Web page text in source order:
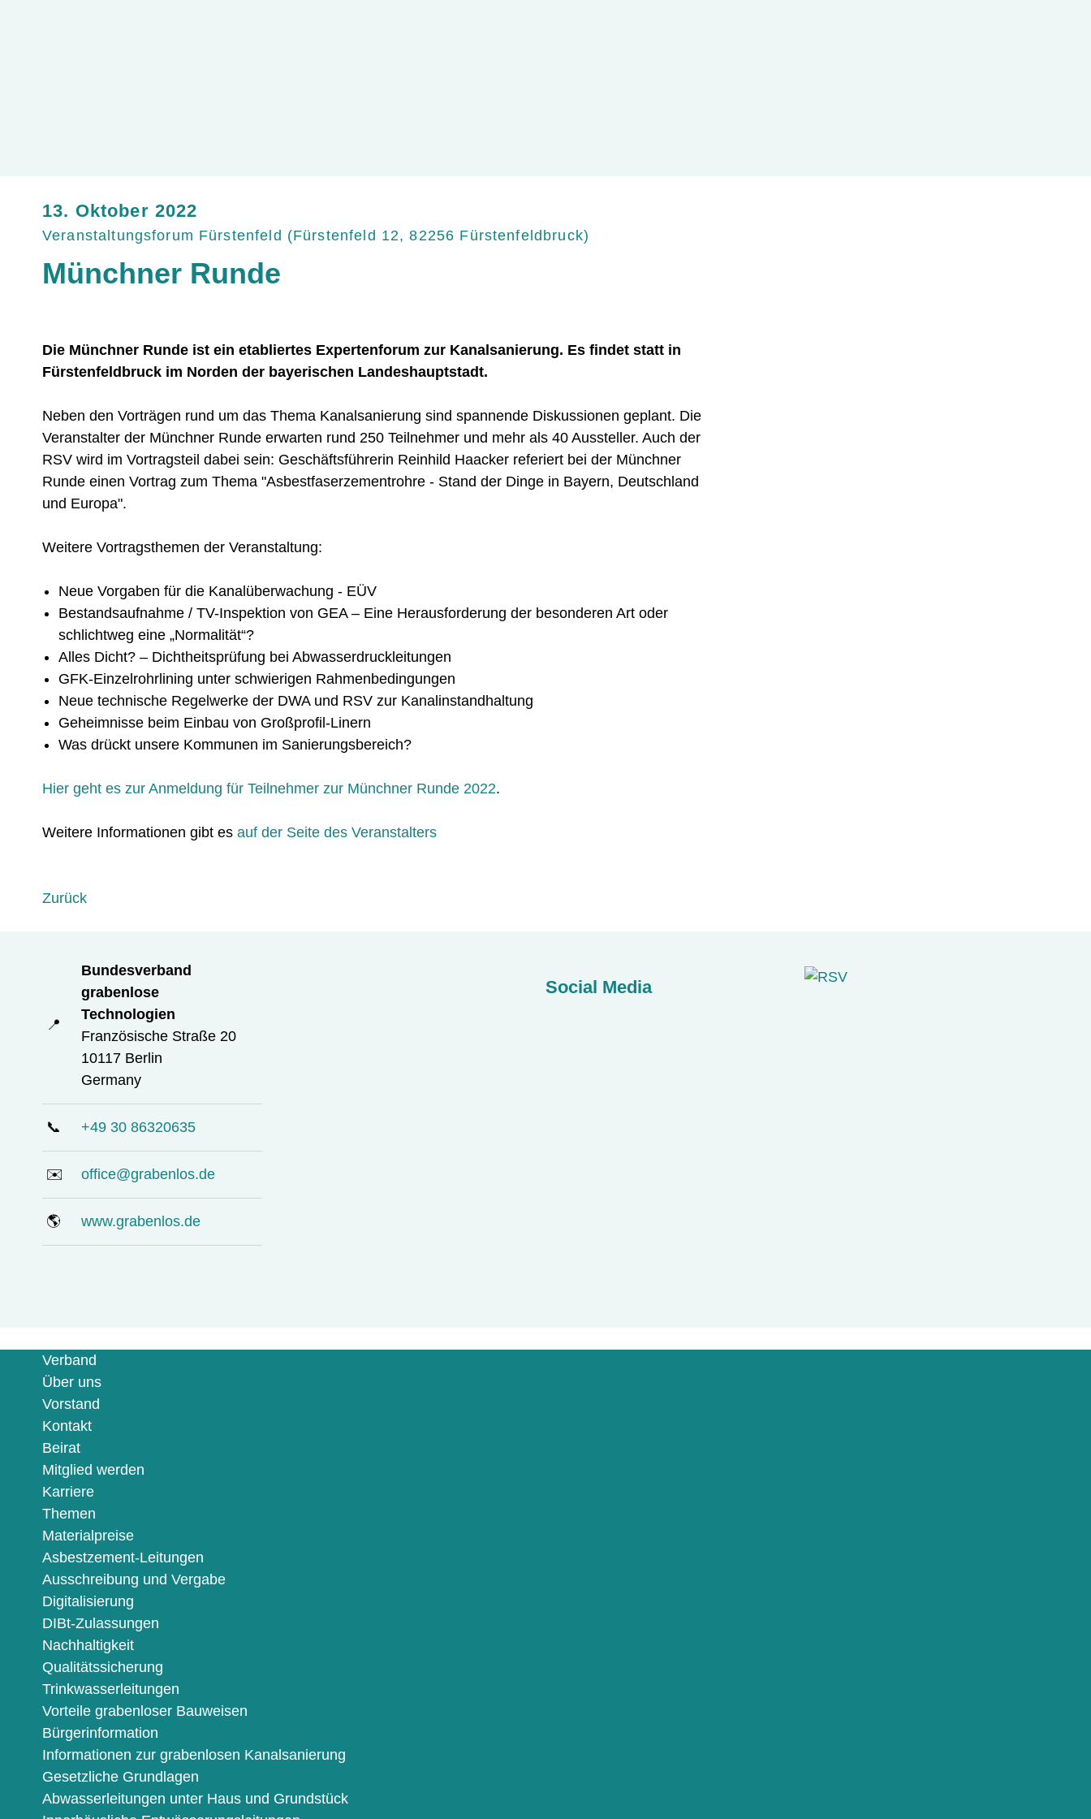
13. Oktober 2022
Veranstaltungsforum Fürstenfeld (Fürstenfeld 12, 82256 Fürstenfeldbruck)
Münchner Runde
Die Münchner Runde ist ein etabliertes Expertenforum zur Kanalsanierung. Es findet statt in
Fürstenfeldbruck im Norden der bayerischen Landeshauptstadt.
Neben den Vorträgen rund um das Thema Kanalsanierung sind spannende Diskussionen geplant. Die
Veranstalter der Münchner Runde erwarten rund 250 Teilnehmer und mehr als 40 Aussteller. Auch der
RSV wird im Vortragsteil dabei sein: Geschäftsführerin Reinhild Haacker referiert bei der Münchner
Runde einen Vortrag zum Thema "Asbestfaserzementrohre - Stand der Dinge in Bayern, Deutschland
und Europa".
Weitere Vortragsthemen der Veranstaltung:
Neue Vorgaben für die Kanalüberwachung - EÜV
Bestandsaufnahme / TV-Inspektion von GEA – Eine Herausforderung der besonderen Art oder
schlichtweg eine „Normalität“?
Alles Dicht? – Dichtheitsprüfung bei Abwasserdruckleitungen
GFK-Einzelrohrlining unter schwierigen Rahmenbedingungen
Neue technische Regelwerke der DWA und RSV zur Kanalinstandhaltung
Geheimnisse beim Einbau von Großprofil-Linern
Was drückt unsere Kommunen im Sanierungsbereich?
Hier geht es zur Anmeldung für Teilnehmer zur Münchner Runde 2022.
Weitere Informationen gibt es auf der Seite des Veranstalters
Zurück
📍
Bundesverband
grabenlose
Technologien
Französische Straße 20
10117 Berlin
Germany
📞 +49 30 86320635
✉️ office@grabenlos.de
🌎 www.grabenlos.de
Social Media
Verband
Über uns
Vorstand
Kontakt
Beirat
Mitglied werden
Karriere
Themen
Materialpreise
Asbestzement-Leitungen
Ausschreibung und Vergabe
Digitalisierung
DIBt-Zulassungen
Nachhaltigkeit
Qualitätssicherung
Trinkwasserleitungen
Vorteile grabenloser Bauweisen
Bürgerinformation
Informationen zur grabenlosen Kanalsanierung
Gesetzliche Grundlagen
Abwasserleitungen unter Haus und Grundstück